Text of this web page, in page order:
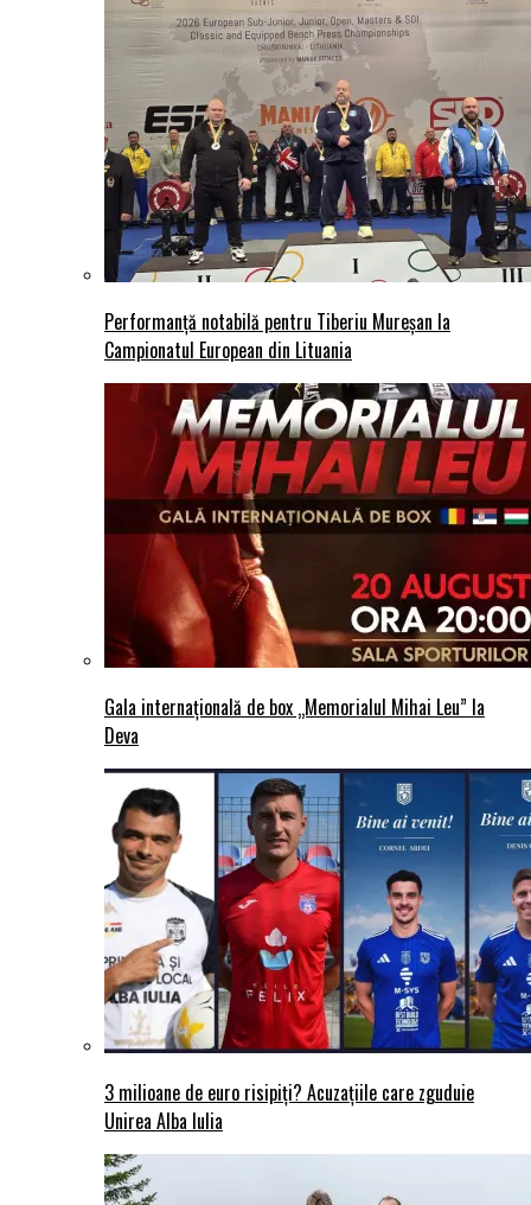
Performanță notabilă pentru Tiberiu Mureșan la
Campionatul European din Lituania
Gala internațională de box „Memorialul Mihai Leu” la
Deva
3 milioane de euro risipiți? Acuzațiile care zguduie
Unirea Alba Iulia